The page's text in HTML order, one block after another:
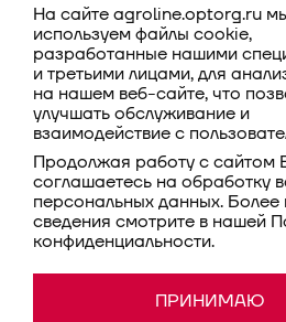
Каталог запасных частей
Компания
Акции
Политика конфиденциальности
©
На сайте agroline.optorg.ru
используем файлы cookie,
разработанные нашими
и третьими лицами, для
на нашем веб-сайте, что
улучшать обслуживание и
взаимодействие с
Продолжая работу с сайтом
соглашаетесь на обработку
персональных данных.
сведения смотрите в нашей
конфиденциальности.
ПРИНИМАЮ